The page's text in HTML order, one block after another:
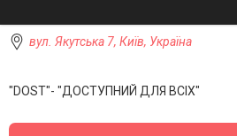
вул. Якутська 7, Київ, Україна
"DOST"- "ДОСТУПНИЙ ДЛЯ ВСІХ"